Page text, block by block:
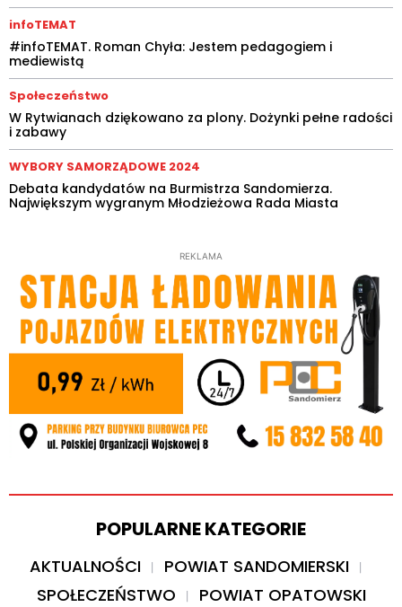
infoTEMAT
#infoTEMAT. Roman Chyła: Jestem pedagogiem i
mediewistą
Społeczeństwo
W Rytwianach dziękowano za plony. Dożynki pełne radości
i zabawy
WYBORY SAMORZĄDOWE 2024
Debata kandydatów na Burmistrza Sandomierza.
Największym wygranym Młodzieżowa Rada Miasta
REKLAMA
POPULARNE KATEGORIE
AKTUALNOŚCI
POWIAT SANDOMIERSKI
SPOŁECZEŃSTWO
POWIAT OPATOWSKI